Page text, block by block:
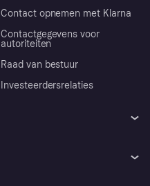
Contact opnemen met Klarna
Contactgegevens voor
autoriteiten
Raad van bestuur
Investeerdersrelaties